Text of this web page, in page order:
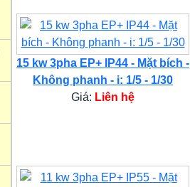
15 kw 3pha EP+ IP44 - Mặt bích -
Không phanh - i: 1/5 - 1/30
Giá: Liên hệ